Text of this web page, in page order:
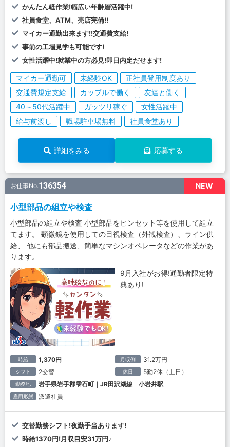
かんたん軽作業!幅広い年齢層活躍中!
社員食堂、ATM、売店完備!!
マイカー通勤出来ます!!交通費支給!
事前の工場見学も可能です!
女性活躍中!就業中の方必見!即日内定だせます!
マイカー通勤可 未経験OK
正社員登用制度あり
交通費規定支給
カップルで働く
友達と働く
40～50代活躍中
ガッツリ稼ぐ
女性活躍中
給与前渡し
職場駐車場無料 社員食堂あり
詳細をみる 応募する
NEW
お仕事No.136354
小型部品の組立や検査
小型部品の組立や検査 小型部品をピンセット等を使用して組立
てます。 顕微鏡を使用しての目視検査（外観検査）、ライン供
給、 他にも部品搬送、簡単なマシンオペレータなどの作業があ
ります。
9月入社がお得!通勤者限定特
典あり!
時給 1,370円 月収例 31.2万円
シフト 2交替 休日 5勤2休（土日）
勤務地 岩手県岩手郡雫石町｜JR田沢湖線 小岩井駅
雇用形態 派遣社員
交替勤務シフト!夜勤手当あります!
時給1370円!月収目安31万円♪